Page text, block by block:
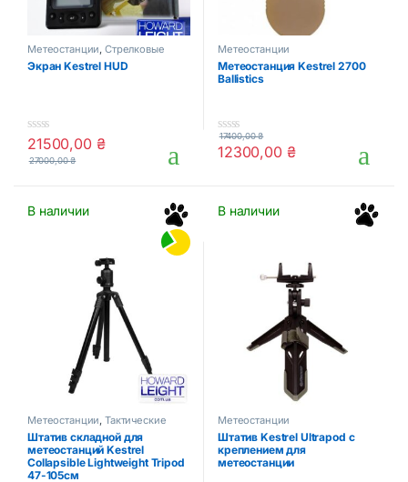
Метеостанции,Стрелковые
аксессуары
Экран Kestrel HUD
0
o
u
f
5
21500,00 ₴
27000,00₴
Метеостанции
Метеостанция Kestrel 2700
Ballistics
0
o
f
5
12300,00 ₴
17400,00₴
В наличии
Метеостанции,Тактические
аксессуары
Штатив складной для
метеостанций Kestrel
Collapsible Lightweight Tripod
47-105см
В наличии
Метеостанции
Штатив Kestrel Ultrapod с
креплением для
метеостанции